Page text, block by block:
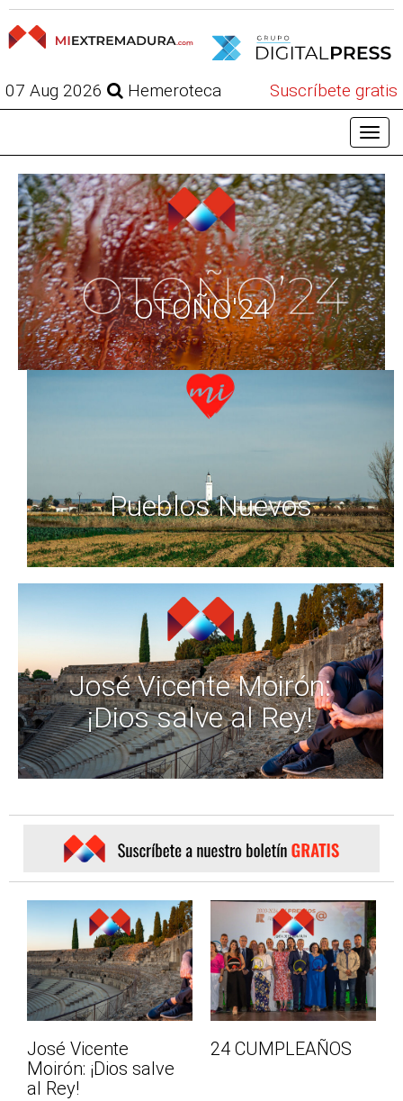
07 Aug 2026 Hemeroteca Suscríbete gratis
OTOÑO'24
Pueblos Nuevos
José Vicente Moirón:
¡Dios salve al Rey!
José Vicente
Moirón: ¡Dios salve
al Rey!
24 CUMPLEAÑOS